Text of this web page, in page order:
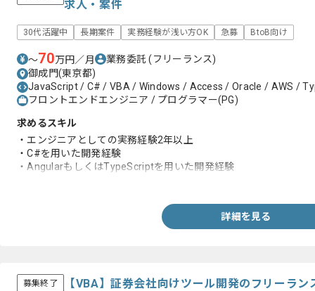
求人・案件
30代活躍中 長期案件 実務経験が浅い方OK 急募 BtoB向け
〜70万円／月 業務委託(フリーランス)
御成門(東京都)
JavaScript / C# / VBA / Windows / Access / Oracle / AWS /
フロントエンドエンジニア / プログラマー(PG)
求めるスキル
・エンジニアとしての実務経験2年以上
・C#を用いた開発経験
・AngularもしくはTypeScriptを用いた開発経験
詳細を見る
募集終了 【VBA】証券会社向けツール開発のフリーラン